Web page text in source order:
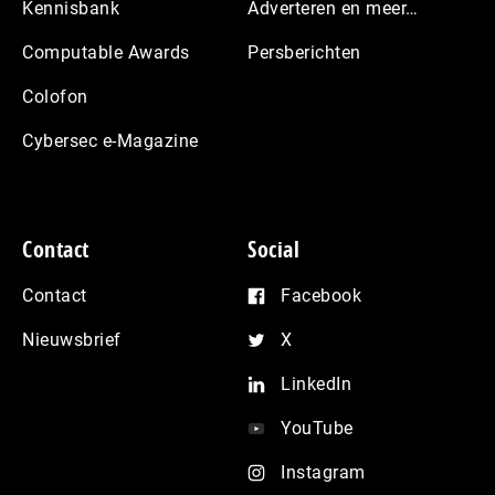
Kennisbank
Computable Awards
Colofon
Cybersec e-Magazine
Adverteren en meer…
Persberichten
Contact
Contact
Nieuwsbrief
Social
Facebook
X
LinkedIn
YouTube
Instagram